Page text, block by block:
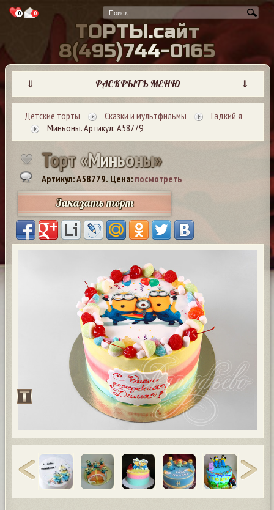
0 0
ТОРТЫ.сайт
8(495)744-0165
⇓ РАСКРЫТЬ МЕНЮ ⇓
Детские торты Сказки и мультфильмы
Гадкий я
Миньоны. Артикул: А58779
Торт«Миньоны»
Артикул: A58779. Цена: посмотреть
Заказать торт